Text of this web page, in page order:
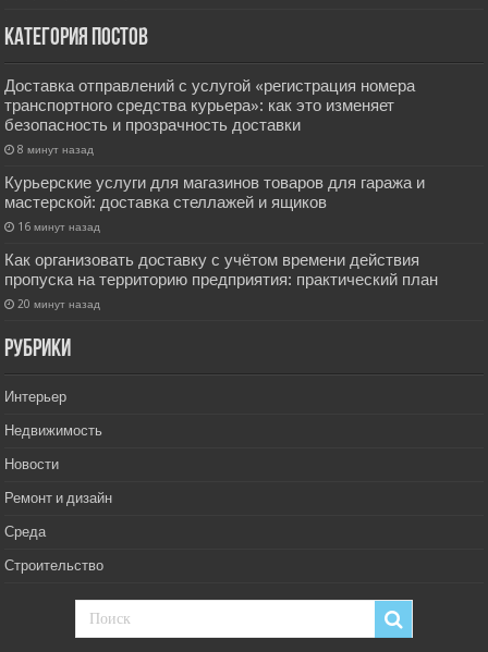
Категория постов
Доставка отправлений с услугой «регистрация номера
транспортного средства курьера»: как это изменяет
безопасность и прозрачность доставки
8 минут назад
Курьерские услуги для магазинов товаров для гаража и
мастерской: доставка стеллажей и ящиков
16 минут назад
Как организовать доставку с учётом времени действия
пропуска на территорию предприятия: практический план
20 минут назад
РУбрики
Интерьер
Недвижимость
Новости
Ремонт и дизайн
Среда
Строительство